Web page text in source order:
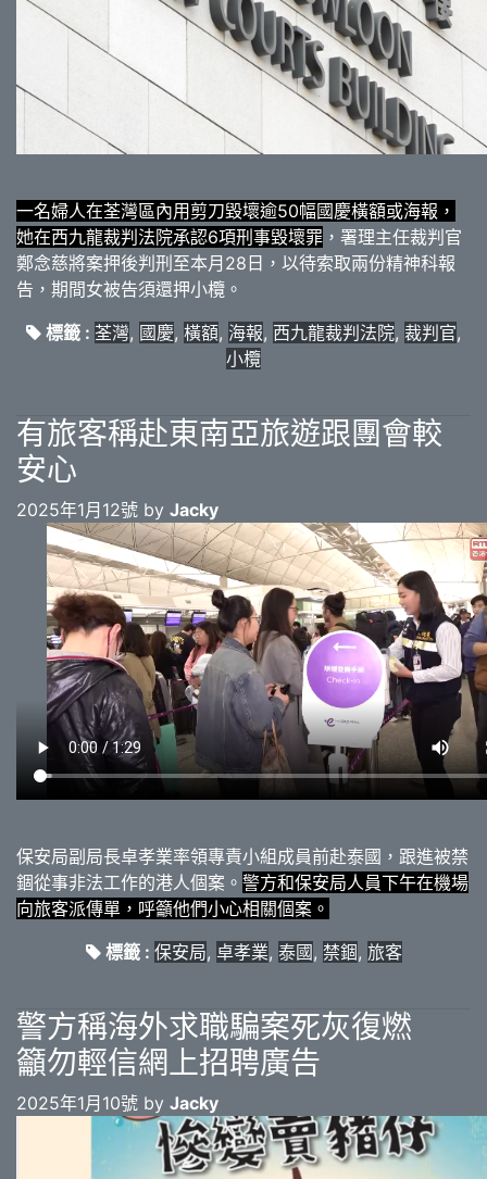
一名婦人在荃灣區內用剪刀毀壞逾50幅國慶橫額或海報，
她在西九龍裁判法院承認6項刑事毀壞罪 ，署理主任裁判官
鄭念慈將案押後判刑至本月28日，以待索取兩份精神科報
告，期間女被告須還押小欖。
標籤 : 荃灣, 國慶, 橫額, 海報, 西九龍裁判法院, 裁判官,
小欖
有旅客稱赴東南亞旅遊跟團會較
安心
2025年1月12號 by Jacky
保安局副局長卓孝業率領專責小組成員前赴泰國，跟進被禁
錮從事非法工作的港人個案。 警方和保安局人員下午在機場
向旅客派傳單，呼籲他們小心相關個案。
標籤 : 保安局, 卓孝業, 泰國, 禁錮, 旅客
警方稱海外求職騙案死灰復燃
籲勿輕信網上招聘廣告
2025年1月10號 by Jacky